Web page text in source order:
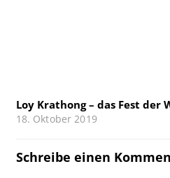
Loy Krathong – das Fest der
18. Oktober 2019
Schreibe einen